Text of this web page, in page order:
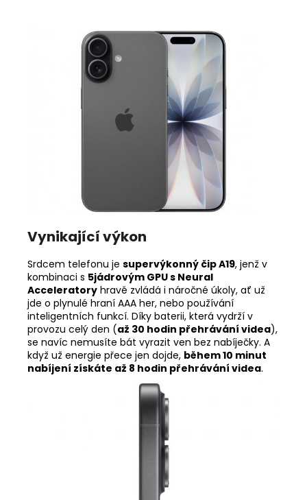
Vynikající výkon
Srdcem telefonu je supervýkonný čip A19, jenž v
kombinaci s 5jádrovým GPU s Neural
Acceleratory hravě zvládá i náročné úkoly, ať už
jde o plynulé hraní AAA her, nebo používání
inteligentních funkcí. Díky baterii, která vydrží v
provozu celý den (až 30 hodin přehrávání videa),
se navíc nemusíte bát vyrazit ven bez nabíječky. A
když už energie přece jen dojde, během 10 minut
nabíjení získáte až 8 hodin přehrávání videa.